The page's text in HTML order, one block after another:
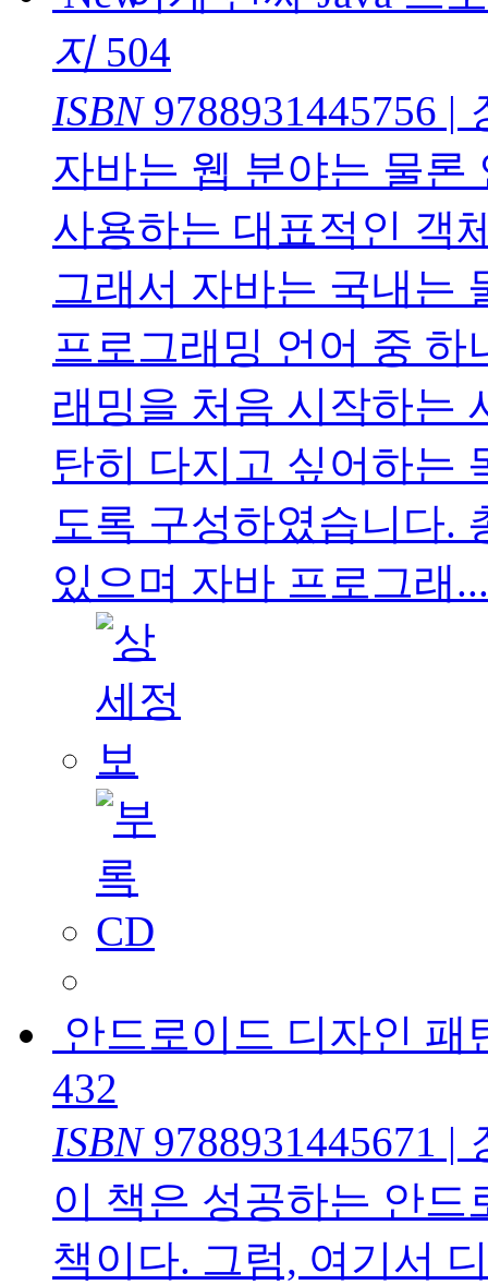
지504
ISBN9788931445756 |
자바는 웹 분야는 물론
사용하는 대표적인 객
그래서 자바는 국내는
프로그래밍 언어 중 하
래밍을 처음 시작하는
탄히 다지고 싶어하는
도록 구성하였습니다.
있으며 자바 프로그래...
안드로이드 디자인 패
432
ISBN9788931445671 |
이 책은 성공하는 안드
책이다. 그럼, 여기서